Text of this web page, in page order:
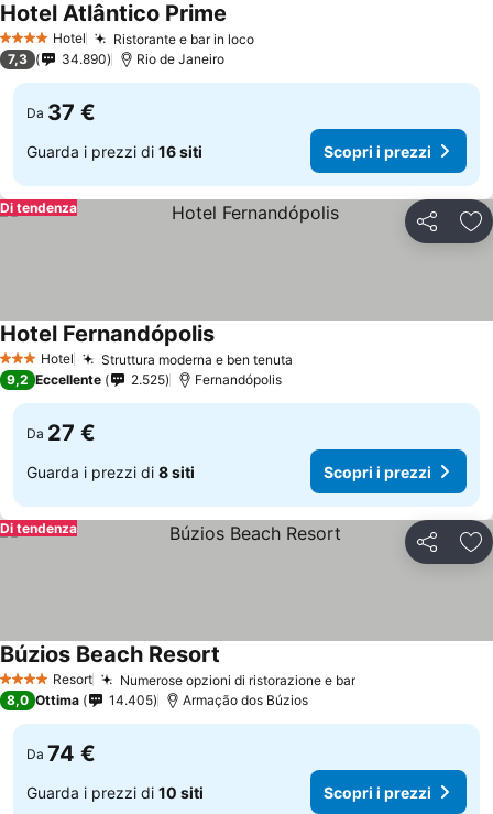
4 Stelle Hotel Ristorante e bar in loco
Hotel Atlântico Prime
7,3 34.890 Rio de Janeiro
Da 37 €
Guarda i prezzi di 16 siti Scopri i prezzi
Condividi
Di tendenza
3 StelleHotel Struttura moderna e ben tenuta
Hotel Fernandópolis
9,2 Eccellente 2.525 Fernandópolis
Da 27 €
Guarda i prezzi di 8 siti Scopri i prezzi
Condividi
Di tendenza
4 Stelle Resort Numerose opzioni di ristorazione e bar
Búzios Beach Resort
8,0 Ottima 14.405 Armação dos Búzios
Da 74 €
Guarda i prezzi di 10 siti Scopri i prezzi